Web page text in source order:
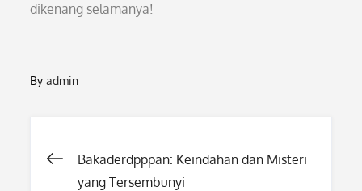
dikenang selamanya!
Byadmin
Post
Bakaderdpppan: Keindahan dan Misteri
yang Tersembunyi